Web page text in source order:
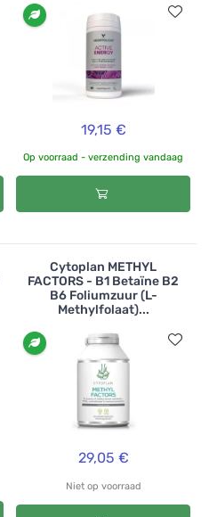
19,15 €
Op voorraad - verzending vandaag
Cytoplan METHYL
FACTORS - B1 Betaïne B2
B6 Foliumzuur (L-
Methylfolaat)...
29,05 €
Niet op voorraad